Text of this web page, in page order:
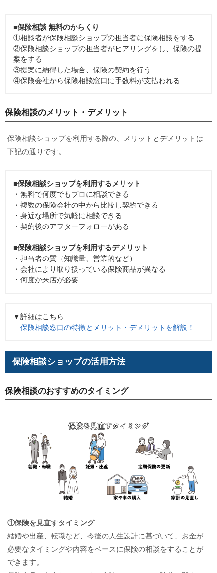
■保険相談 無料のからくり
①相談者が保険相談ショップの担当者に保険相談をする
②保険相談ショップの担当者がヒアリングをし、保険の提
案をする
③提案に納得した場合、保険の契約を行う
④保険会社から保険相談窓口に手数料が支払われる
保険相談のメリット・デメリット
保険相談ショップを利用する際の、メリットとデメリットは
下記の通りです。
■保険相談ショップを利用するメリット
・無料で何度でもプロに相談できる
・複数の保険会社の中から比較し契約できる
・身近な場所で気軽に相談できる
・契約後のアフターフォローがある
■保険相談ショップを利用するデメリット
・担当者の質（知識量、営業的など）
・会社により取り扱っている保険商品が異なる
・何度か来店が必要
▼詳細はこちら
保険相談窓口の特徴とメリット・デメリットを解説！
保険相談ショップの活用方法
保険相談のおすすめのタイミング
①保険を見直すタイミング
結婚や出産、転職など、今後の人生設計に基づいて、お金が
必要なタイミングや内容をベースに保険の相談をすることが
できます。